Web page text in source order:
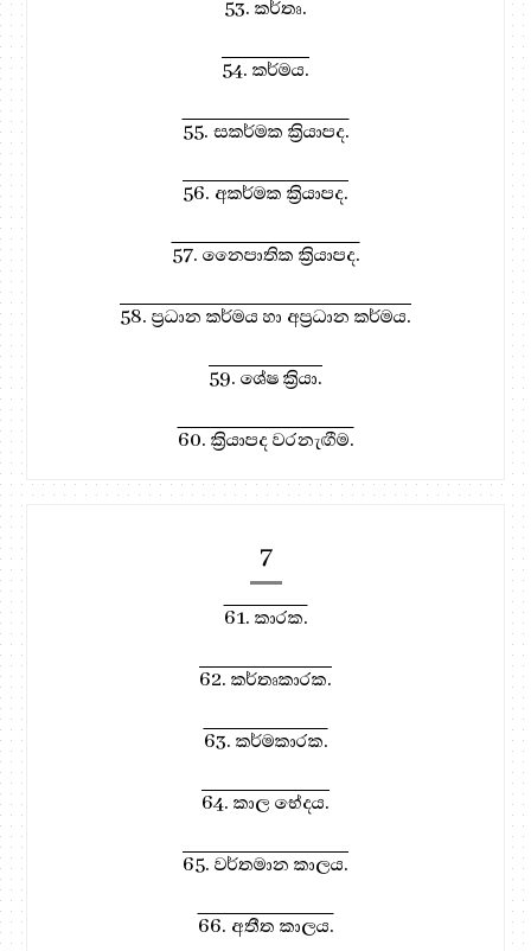
53. කර්තෘ.
54. කර්මය.
55. සකර්මක ක්‍රියාපද.
56. අකර්මක ක්‍රියාපද.
57. නෛපාතික ක්‍රියාපද.
58. ප්‍රධාන කර්මය හා අප්‍රධාන කර්මය.
59. ශේෂ ක්‍රියා.
60. ක්‍රියාපද වරනැඟීම.
7
61. කාරක.
62. කර්තෘකාරක.
63. කර්මකාරක.
64. කාල භේදය.
65. වර්තමාන කාලය.
66. අතීත කාලය.